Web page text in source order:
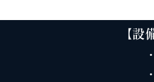
【設